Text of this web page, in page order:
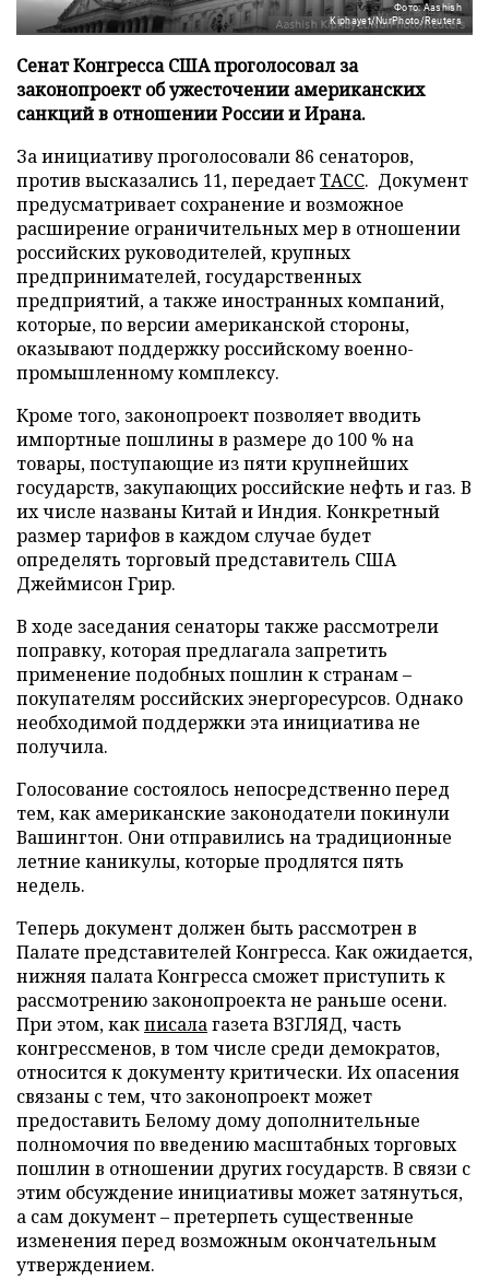
Фото: Aashish
Kiphayet/NurPhoto/Reuters
Сенат Конгресса США проголосовал за
законопроект об ужесточении американских
санкций в отношении России и Ирана.
За инициативу проголосовали 86 сенаторов,
против высказались 11, передаетТАСС. Документ
предусматривает сохранение и возможное
расширение ограничительных мер в отношении
российских руководителей, крупных
предпринимателей, государственных
предприятий, а также иностранных компаний,
которые, по версии американской стороны,
оказывают поддержку российскому военно-
промышленному комплексу.
Кроме того, законопроект позволяет вводить
импортные пошлины в размере до 100 % на
товары, поступающие из пяти крупнейших
государств, закупающих российские нефть и газ. В
их числе названы Китай и Индия. Конкретный
размер тарифов в каждом случае будет
определять торговый представитель США
Джеймисон Грир.
В ходе заседания сенаторы также рассмотрели
поправку, которая предлагала запретить
применение подобных пошлин к странам –
покупателям российских энергоресурсов. Однако
необходимой поддержки эта инициатива не
получила.
Голосование состоялось непосредственно перед
тем, как американские законодатели покинули
Вашингтон. Они отправились на традиционные
летние каникулы, которые продлятся пять
недель.
Теперь документ должен быть рассмотрен в
Палате представителей Конгресса. Как ожидается,
нижняя палата Конгресса сможет приступить к
рассмотрению законопроекта не раньше осени.
При этом, какписалагазета ВЗГЛЯД, часть
конгрессменов, в том числе среди демократов,
относится к документу критически. Их опасения
связаны с тем, что законопроект может
предоставить Белому дому дополнительные
полномочия по введению масштабных торговых
пошлин в отношении других государств. В связи с
этим обсуждение инициативы может затянуться,
а сам документ – претерпеть существенные
изменения перед возможным окончательным
утверждением.